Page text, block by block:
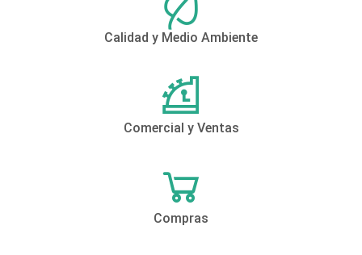
Calidad y Medio Ambiente
Comercial y Ventas
Compras